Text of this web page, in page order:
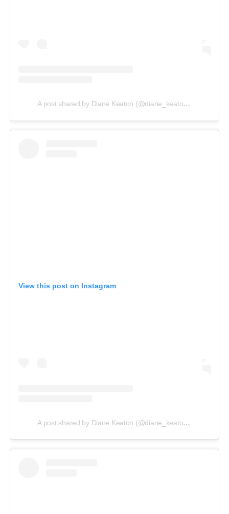
A post shared by Diane Keaton (@diane_keaton)
View this post on Instagram
A post shared by Diane Keaton (@diane_keaton)